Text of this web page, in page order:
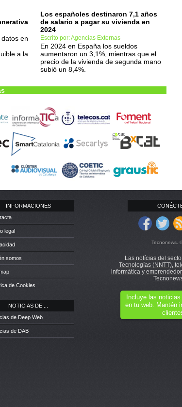
en
a la
Los españoles destinaron 7,1 años
de salario a pagar su vivienda en
2024
Escrito por: Agencias Externas
En 2024 en España los sueldos
aumentaron un 3,1%, mientras que el
precio de la vivienda de segunda mano
subió un 8,4%.
INFORMACIONES
legal
somos
de Cookies
NOTICIAS DE ...
de Deep Web
de DAB
Tecnonews.
Las notícias del
Tecnologías (NNTT),
informática y
Incluye las
en tu web. Mantén